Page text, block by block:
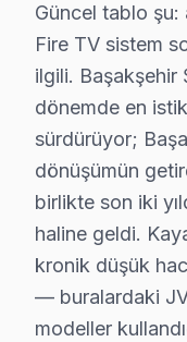
Fabrika Servis —
Başakşehir
İstanbul Avrupa
Başakşehir
Başakşehir
Altınşehir,
Başakşehir,
Şahintepe,
Güncel tablo
Fire TV sistem
ilgili. Başakşehir
dönemde en
sürdürüyor;
dönüşümün
birlikte son iki
haline geldi.
kronik düşük
— buralardaki
modeller